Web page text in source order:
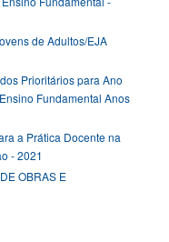
de Adultos/EJA
Prioritários para Ano
Fundamental Anos
a Prática Docente na
- 2021
OBRAS E